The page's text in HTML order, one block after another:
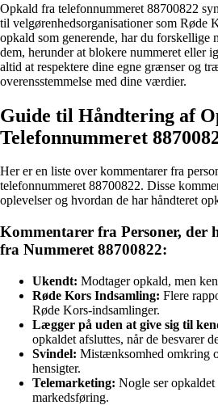
Opkald fra telefonnummeret 88700822
til velgørenhedsorganisationer som Røde
opkald som generende, har du forskellige
dem, herunder at blokere nummeret eller
altid at respektere dine egne grænser og
overensstemmelse med dine værdier.
Guide til Håndtering af
Telefonnummeret
Her er en liste over kommentarer fra
telefonnummeret 88700822. Disse
oplevelser og hvordan de har håndteret
Kommentarer fra Personer, der
fra Nummeret 88700822:
Ukendt: Modtager opkald, men
Røde Kors Indsamling: Flere
Røde Kors-indsamlinger.
Lægger på uden at give sig til
opkaldet afsluttes, når de besvarer
Svindel: Mistænksomhed omkring
hensigter.
Telemarketing: Nogle ser
markedsføring.